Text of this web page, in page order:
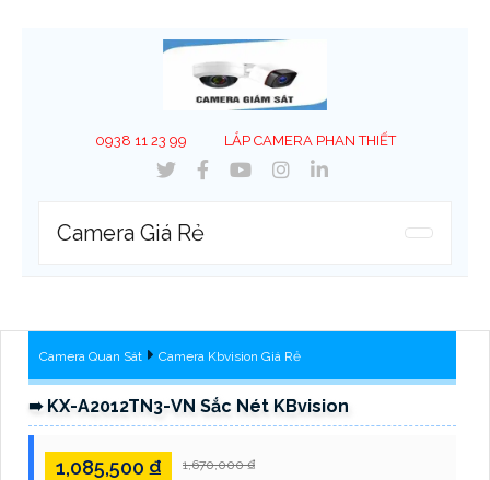
0938 11 23 99 LẮP CAMERA PHAN THIẾT
Camera Giá Rẻ
Camera Quan Sát Camera Kbvision Giá Rẻ
➠ KX-A2012TN3-VN Sắc Nét KBvision
1,085,500 ₫ 1,670,000 ₫